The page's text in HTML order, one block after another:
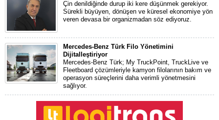
Çin denildiğinde durup iki kere düşünmek gerekiyor.
Sürekli büyüyen, dönüşen ve küresel ekonomiye yön
veren devasa bir organizmadan söz ediyoruz.
Mercedes-Benz Türk Filo Yönetimini
Dijitalleştiriyor
Mercedes-Benz Türk; My TruckPoint, TruckLive ve
Fleetboard çözümleriyle kamyon filolarının bakım ve
operasyon süreçlerini daha verimli yönetmesini
sağlıyor.